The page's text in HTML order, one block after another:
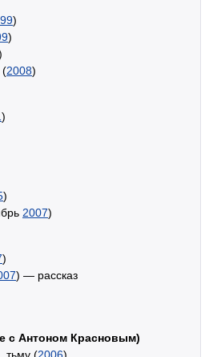
)
)
(2008)
)
)
2007)
)
) — рассказ
с Антоном Красновым)
тьму (2006)